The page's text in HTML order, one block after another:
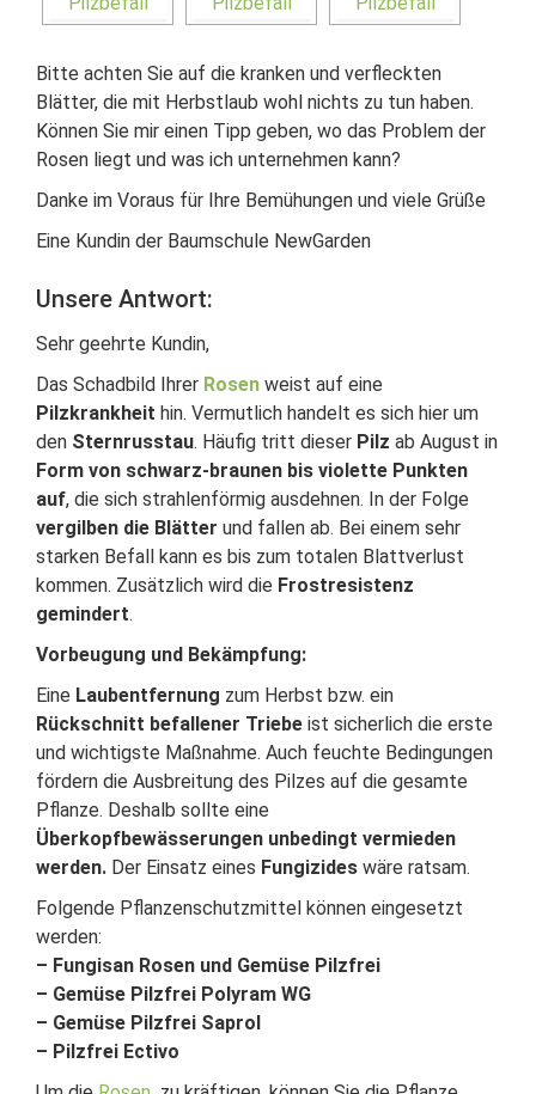
Bitte achten Sie auf die kranken und verfleckten
Blätter, die mit Herbstlaub wohl nichts zu tun haben.
Können Sie mir einen Tipp geben, wo das Problem der
Rosen liegt und was ich unternehmen kann?
Danke im Voraus für Ihre Bemühungen und viele Grüße
Eine Kundin der Baumschule NewGarden
Unsere Antwort:
Sehr geehrte Kundin,
Das Schadbild Ihrer Rosen weist auf eine
Pilzkrankheit hin. Vermutlich handelt es sich hier um
den Sternrusstau. Häufig tritt dieser Pilz ab August in
Form von schwarz-braunen bis violette Punkten
auf, die sich strahlenförmig ausdehnen. In der Folge
vergilben die Blätter und fallen ab. Bei einem sehr
starken Befall kann es bis zum totalen Blattverlust
kommen. Zusätzlich wird die Frostresistenz
gemindert.
Vorbeugung und Bekämpfung:
Eine Laubentfernung zum Herbst bzw. ein
Rückschnitt befallener Triebe ist sicherlich die erste
und wichtigste Maßnahme. Auch feuchte Bedingungen
fördern die Ausbreitung des Pilzes auf die gesamte
Pflanze. Deshalb sollte eine
Überkopfbewässerungen unbedingt vermieden
werden. Der Einsatz eines Fungizides wäre ratsam.
Folgende Pflanzenschutzmittel können eingesetzt
werden:
– Fungisan Rosen und Gemüse Pilzfrei
– Gemüse Pilzfrei Polyram WG
– Gemüse Pilzfrei Saprol
– Pilzfrei Ectivo